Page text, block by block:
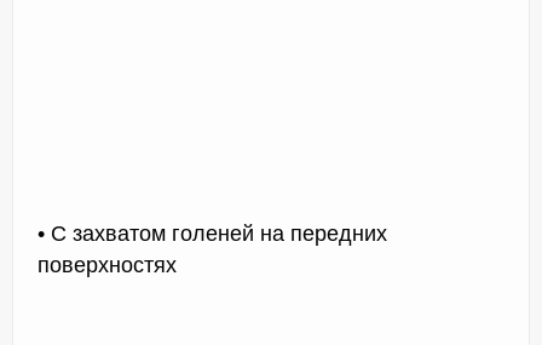
• С захватом голеней на передних
поверхностях